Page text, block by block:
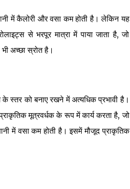
में कैलोरी और वसा कम होती है। लेकिन यह
से भरपूर मात्रा में पाया जाता है, जो
अच्छा स्रोत है।
स्तर को बनाए रखने में अत्यधिक प्रभावी है।
मूत्रवर्धक के रूप में कार्य करता है, जो
में वसा कम होती है। इसमें मौजूद प्राकृतिक